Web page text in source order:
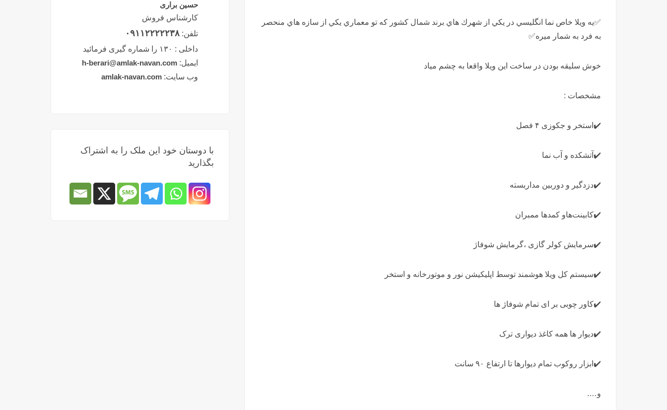
✅يه ويلا خاص نما انگليسي در يكي از شهرك هاي برند شمال كشور كه تو معماري يكي از سازه هاي منحصر
به فرد به شمار ميره✅
خوش سليقه بودن در ساخت اين ويلا واقعا به چشم مياد
مشخصات :
✔️استخر و جکوزی ۴ فصل
✔️آتشکده و آب نما
✔️دزدگیر و دوربین مداربسته
✔️کابینت‌هاو کمدها ممبران
✔️سرمایش کولر گازی ،گرمایش شوفاژ
✔️سیستم کل ویلا هوشمند توسط اپلیکیشن نور و موتورخانه و استخر
✔️کاور چوبی بر ای تمام شوفاژ ها
✔️دیوار ها همه کاغذ دیواری ترک
✔️ابزار روکوب تمام دیوارها تا ارتفاع ۹۰ سانت
و….
حسین براری
کارشناس فروش
تلفن: ۰۹۱۱۲۲۲۲۲۳۸
داخلی : ۱۳۰ را شماره گیری فرمائید
ایمیل: h-berari@amlak-navan.com
وب سایت: amlak-navan.com
با دوستان خود این ملک را به اشتراک
بگذارید